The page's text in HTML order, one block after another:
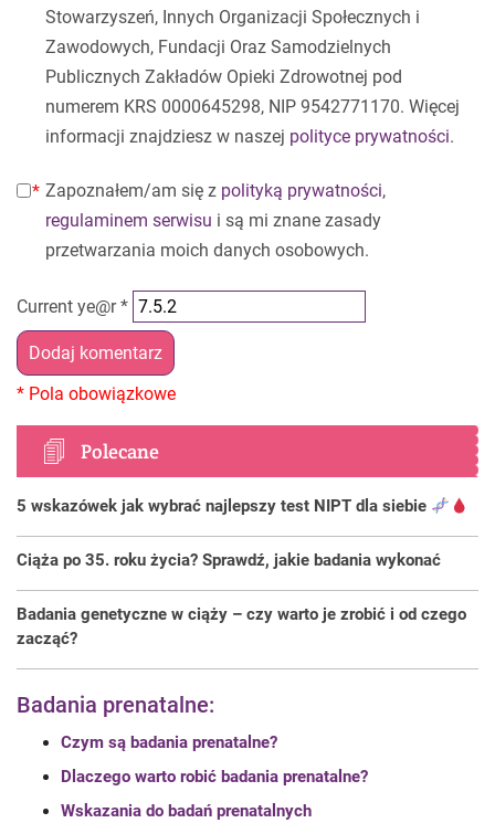
Stowarzyszeń, Innych Organizacji Społecznych i
Zawodowych, Fundacji Oraz Samodzielnych
Publicznych Zakładów Opieki Zdrowotnej pod
numerem KRS 0000645298, NIP 9542771170. Więcej
informacji znajdziesz w naszej polityce prywatności.
Zapoznałem/am się z polityką prywatności,
regulaminem serwisu i są mi znane zasady
przetwarzania moich danych osobowych.
Current ye@r*
Polecane
5 wskazówek jak wybrać najlepszy test NIPT dla siebie
Ciąża po 35. roku życia? Sprawdź, jakie badania wykonać
Badania genetyczne w ciąży – czy warto je zrobić i od czego
zacząć?
Badania prenatalne:
Czym są badania prenatalne?
Dlaczego warto robić badania prenatalne?
Wskazania do badań prenatalnych